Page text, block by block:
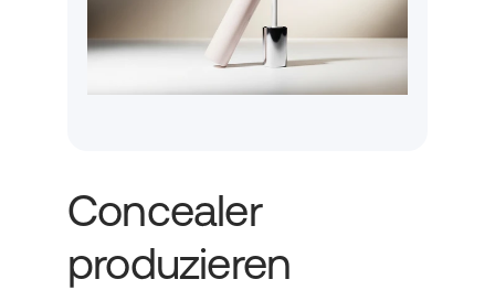
Concealer
produzieren